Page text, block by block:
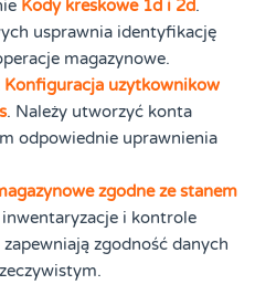
Kody kreskowe 1d i 2d.
usprawnia identyfikację
magazynowe.
Konfiguracja uzytkownikow
. Należy utworzyć konta
odpowiednie uprawnienia
zgodne ze stanem
inwentaryzacje i kontrole
zgodność danych